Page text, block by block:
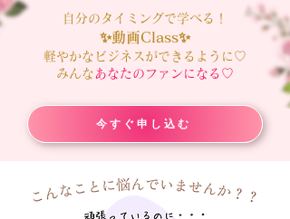
自分のタイミングで学べる！
✨動画Class✨
軽やかなビジネスができるように♡
​​みんな あなたのファンになる♡
今すぐ申し込む